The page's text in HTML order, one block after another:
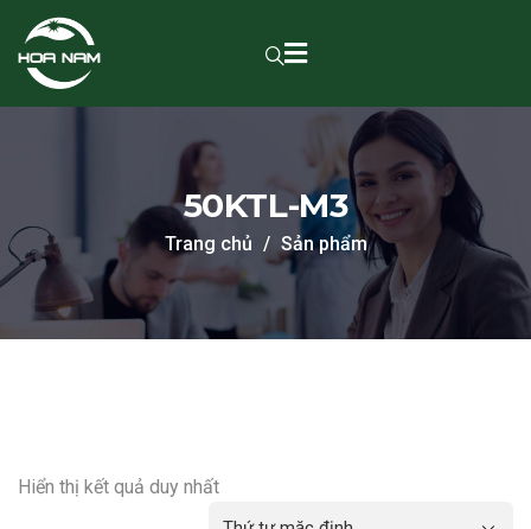
50KTL-M3
Trang chủ Sản phẩm
Hiển thị kết quả duy nhất